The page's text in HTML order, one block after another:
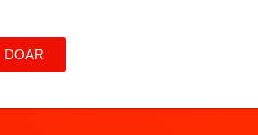
DOAR